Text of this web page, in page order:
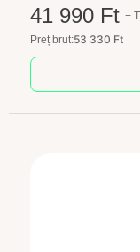
41 990 Ft +
Preț brut:53 330 Ft